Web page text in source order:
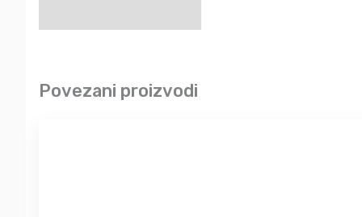
Povezani proizvodi